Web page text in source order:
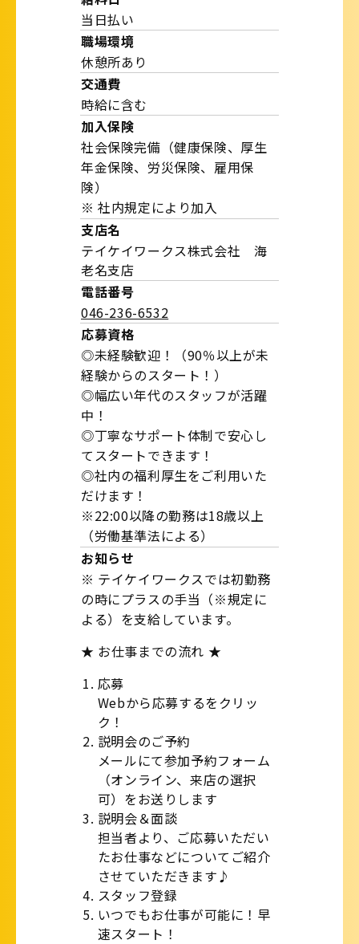
当日払い
職場環境
休憩所あり
交通費
時給に含む
加入保険
社会保険完備（健康保険、厚生
年金保険、労災保険、雇用保
険）
※ 社内規定により加入
支店名
テイケイワークス株式会社 海
老名支店
電話番号
046-236-6532
応募資格
◎未経験歓迎！（90％以上が未
経験からのスタート！）
◎幅広い年代のスタッフが活躍
中！
◎丁寧なサポート体制で安心し
てスタートできます！
◎社内の福利厚生をご利用いた
だけます！
※22:00以降の勤務は18歳以上
（労働基準法による）
お知らせ
※ テイケイワークスでは初勤務
の時にプラスの手当（※規定に
よる）を支給しています。
★ お仕事までの流れ ★
応募
Webから応募するをクリッ
ク！
説明会のご予約
メールにて参加予約フォーム
（オンライン、来店の選択
可）をお送りします
説明会＆面談
担当者より、ご応募いただい
たお仕事などについてご紹介
させていただきます♪
スタッフ登録
いつでもお仕事が可能に！早
速スタート！